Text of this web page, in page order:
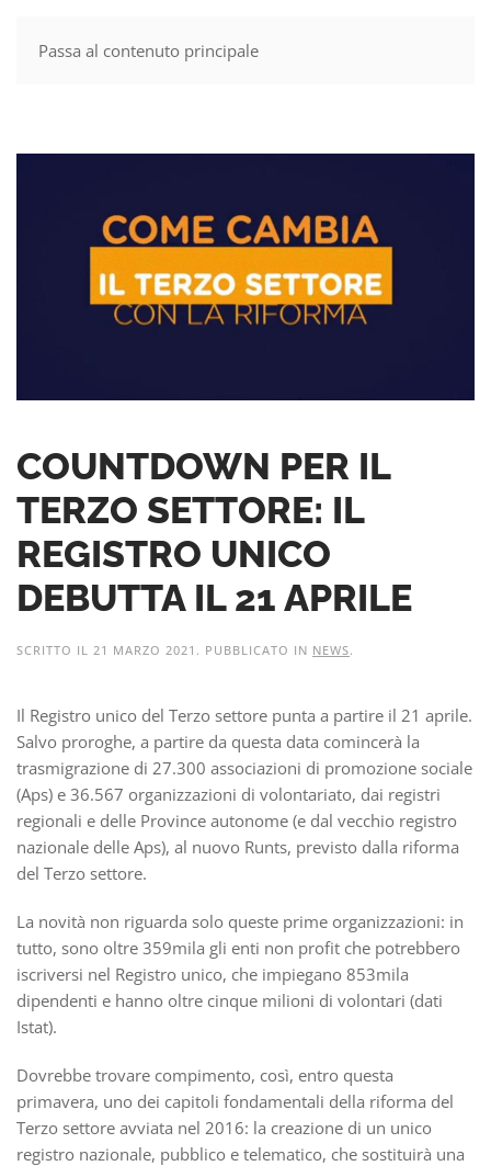
Passa al contenuto principale
MENU
COUNTDOWN PER IL
TERZO SETTORE: IL
REGISTRO UNICO
DEBUTTA IL 21 APRILE
SCRITTO IL 21 MARZO 2021 . PUBBLICATO IN NEWS.
Il Registro unico del Terzo settore punta a partire il 21 aprile.
Salvo proroghe, a partire da questa data comincerà la
trasmigrazione di 27.300 associazioni di promozione sociale
(Aps) e 36.567 organizzazioni di volontariato, dai registri
regionali e delle Province autonome (e dal vecchio registro
nazionale delle Aps), al nuovo Runts, previsto dalla riforma
del Terzo settore.
La novità non riguarda solo queste prime organizzazioni: in
tutto, sono oltre 359mila gli enti non profit che potrebbero
iscriversi nel Registro unico, che impiegano 853mila
dipendenti e hanno oltre cinque milioni di volontari (dati
Istat).
Dovrebbe trovare compimento, così, entro questa
primavera, uno dei capitoli fondamentali della riforma del
Terzo settore avviata nel 2016: la creazione di un unico
registro nazionale, pubblico e telematico, che sostituirà una